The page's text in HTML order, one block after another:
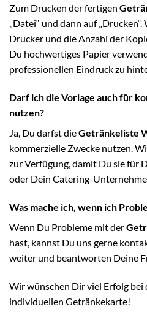
Zum Drucken der fertigen
„Datei“ und dann auf
Drucker und die Anzahl der
Du hochwertiges Papier
professionellen Eindruck zu
Darf ich die Vorlage auch für
nutzen?
Ja, Du darfst dieGetränkeliste
kommerzielle Zwecke nutzen.
zur Verfügung, damit Du sie für
oder Dein Catering-
Was mache ich, wenn ich
Wenn Du Probleme mit der
hast, kannst Du uns gerne
weiter und beantworten Deine
Wir wünschen Dir viel Erfolg
individuellen Getränkekarte!